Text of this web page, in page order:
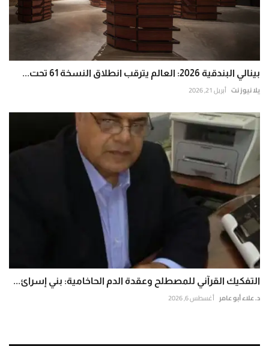
بينالي البندقية 2026: العالم يترقب انطلاق النسخة 61 تحت...
يلا نيوز نت أبريل 21, 2026
التفكيك القرآني للمصطلح وعقدة الدم الحاخامية: بني إسرائ...
د. علاء أبو عامر أغسطس 6, 2026